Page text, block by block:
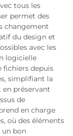
tous les
permet des
changement
du design et
avec les
logicielle
fichiers depuis
simplifiant la
préservant
de
en charge
où des éléments
un bon